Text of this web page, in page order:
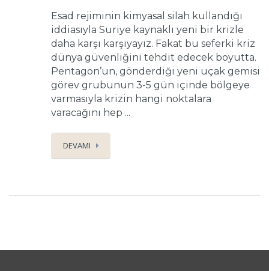
Esad rejiminin kimyasal silah kullandığı
iddiasıyla Suriye kaynaklı yeni bir krizle
daha karşı karşıyayız. Fakat bu seferki kriz
dünya güvenliğini tehdit edecek boyutta.
Pentagon’un, gönderdiği yeni uçak gemisi
görev grubunun 3-5 gün içinde bölgeye
varmasıyla krizin hangi noktalara
varacağını hep ...
DEVAMI